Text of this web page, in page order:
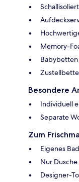
Memory-
Babybetten
Besondere
Individuell
Separate
Zum
Eigenes Bad
Nur Dusche
Designer-